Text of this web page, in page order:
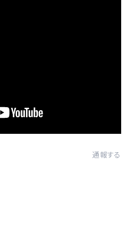
通報する